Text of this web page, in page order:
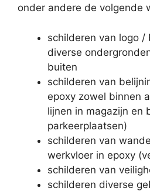
onder andere de volgende
schilderen van logo /
diverse
buiten
schilderen van
epoxy zowel binnen
lijnen in magazijn en
parkeerplaatsen)
schilderen van
werkvloer in epoxy
schilderen van
schilderen diverse